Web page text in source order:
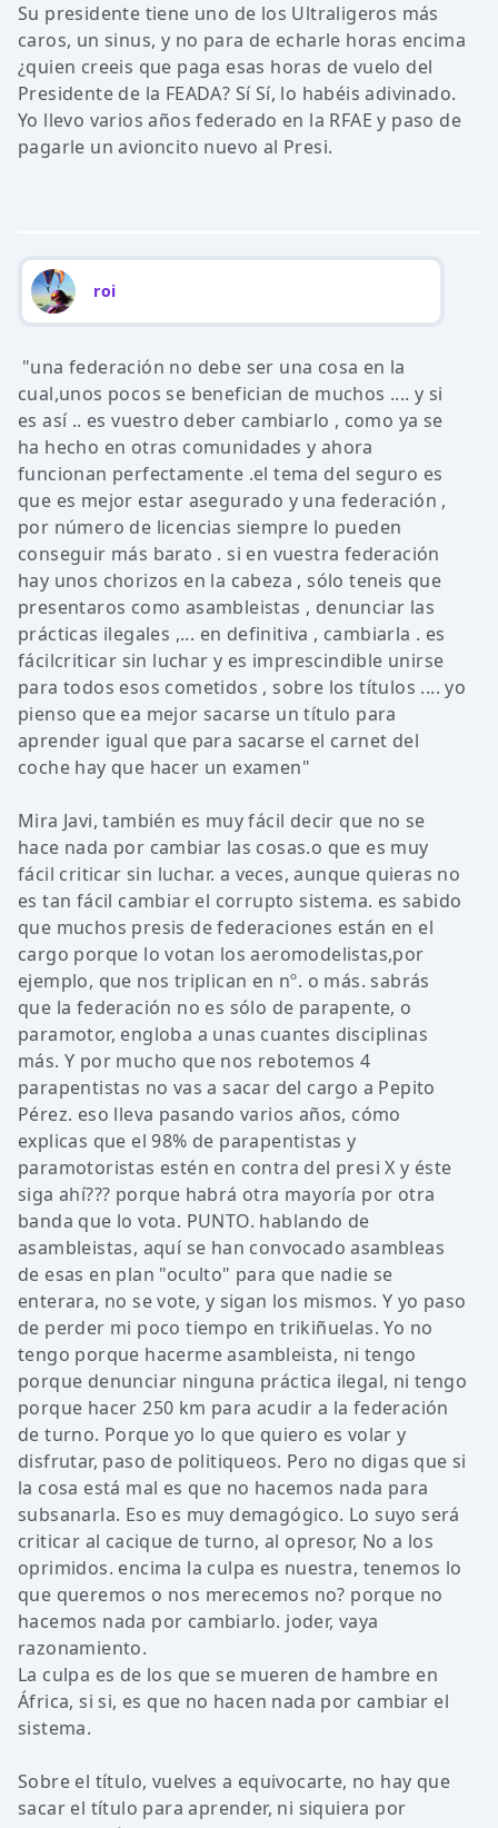
Su presidente tiene uno de los Ultraligeros más
caros, un sinus, y no para de echarle horas encima
¿quien creeis que paga esas horas de vuelo del
Presidente de la FEADA? Sí Sí, lo habéis adivinado.
Yo llevo varios años federado en la RFAE y paso de
pagarle un avioncito nuevo al Presi.
roi
"una federación no debe ser una cosa en la
cual,unos pocos se benefician de muchos .... y si
es así .. es vuestro deber cambiarlo , como ya se
ha hecho en otras comunidades y ahora
funcionan perfectamente .el tema del seguro es
que es mejor estar asegurado y una federación ,
por número de licencias siempre lo pueden
conseguir más barato . si en vuestra federación
hay unos chorizos en la cabeza , sólo teneis que
presentaros como asambleistas , denunciar las
prácticas ilegales ,... en definitiva , cambiarla . es
fácilcriticar sin luchar y es imprescindible unirse
para todos esos cometidos , sobre los títulos .... yo
pienso que ea mejor sacarse un título para
aprender igual que para sacarse el carnet del
coche hay que hacer un examen"
Mira Javi, también es muy fácil decir que no se
hace nada por cambiar las cosas.o que es muy
fácil criticar sin luchar. a veces, aunque quieras no
es tan fácil cambiar el corrupto sistema. es sabido
que muchos presis de federaciones están en el
cargo porque lo votan los aeromodelistas,por
ejemplo, que nos triplican en nº. o más. sabrás
que la federación no es sólo de parapente, o
paramotor, engloba a unas cuantes disciplinas
más. Y por mucho que nos rebotemos 4
parapentistas no vas a sacar del cargo a Pepito
Pérez. eso lleva pasando varios años, cómo
explicas que el 98% de parapentistas y
paramotoristas estén en contra del presi X y éste
siga ahí??? porque habrá otra mayoría por otra
banda que lo vota. PUNTO. hablando de
asambleistas, aquí se han convocado asambleas
de esas en plan "oculto" para que nadie se
enterara, no se vote, y sigan los mismos. Y yo paso
de perder mi poco tiempo en trikiñuelas. Yo no
tengo porque hacerme asambleista, ni tengo
porque denunciar ninguna práctica ilegal, ni tengo
porque hacer 250 km para acudir a la federación
de turno. Porque yo lo que quiero es volar y
disfrutar, paso de politiqueos. Pero no digas que si
la cosa está mal es que no hacemos nada para
subsanarla. Eso es muy demagógico. Lo suyo será
criticar al cacique de turno, al opresor, No a los
oprimidos. encima la culpa es nuestra, tenemos lo
que queremos o nos merecemos no? porque no
hacemos nada por cambiarlo. joder, vaya
razonamiento.
La culpa es de los que se mueren de hambre en
África, si si, es que no hacen nada por cambiar el
sistema.
Sobre el título, vuelves a equivocarte, no hay que
sacar el título para aprender, ni siquiera por